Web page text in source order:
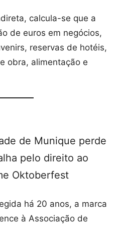
calcula-se que a
de euros em negócios,
reservas de hotéis,
obra, alimentação e
de Munique perde
pelo direito ao
Oktoberfest
há 20 anos, a marca
à Associação de